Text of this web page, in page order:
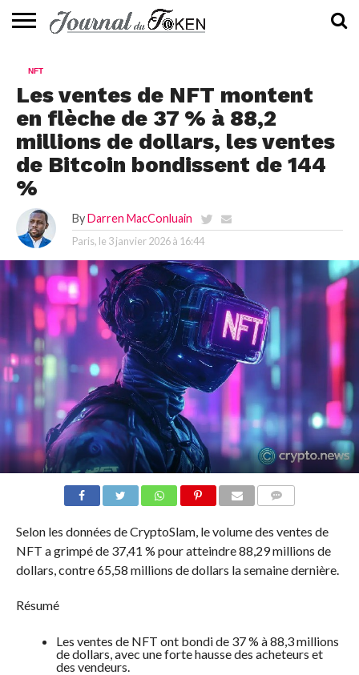
📰
EVALUATION
GUIDE
TENDANCES
À
CONTACTEZ-
NFT
Les ventes de NFT montent
en flèche de 37 % à 88,2
millions de dollars, les ventes
de Bitcoin bondissent de 144
%
By Darren MacConluain
Paris, le 3 janvier 2026 à 16:44
Selon les données de CryptoSlam, le volume des ventes de
NFT a grimpé de 37,41 % pour atteindre 88,29 millions de
dollars, contre 65,58 millions de dollars la semaine dernière.
Résumé
Les ventes de NFT ont bondi de 37 % à 88,3 millions
de dollars, avec une forte hausse des acheteurs et
des vendeurs.